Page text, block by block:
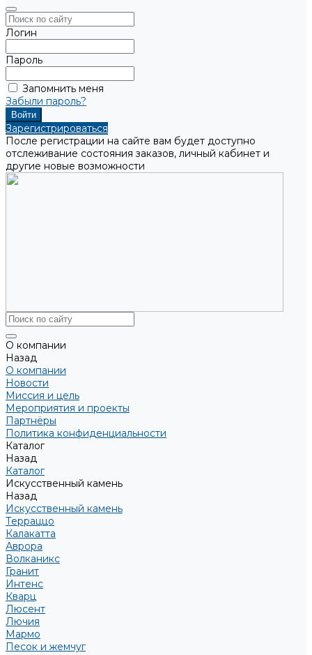
Логин
Пароль
Запомнить меня
Забыли пароль?
Зарегистрироваться
После регистрации на сайте вам будет доступно
отслеживание состояния заказов, личный кабинет и
другие новые возможности
О компании
Назад
О компании
Новости
Миссия и цель
Мероприятия и проекты
Партнёры
Политика конфиденциальности
Каталог
Назад
Каталог
Искусственный камень
Назад
Искусственный камень
Терраццо
Калакатта
Аврора
Волканикс
Гранит
Интенс
Кварц
Люсент
Лючия
Мармо
Песок и жемчуг